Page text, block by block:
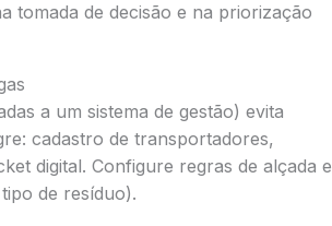
tomada de decisão e na priorização
a um sistema de gestão) evita
cadastro de transportadores,
digital. Configure regras de alçada e
de resíduo).